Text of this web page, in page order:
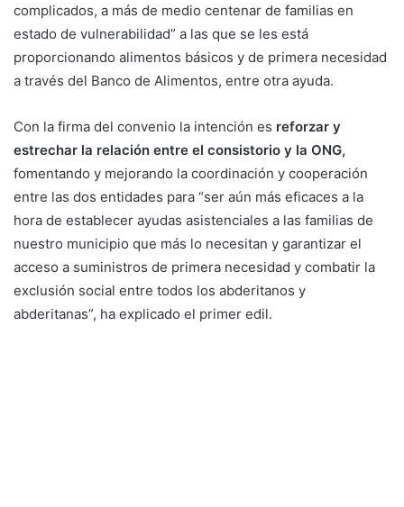
complicados, a más de medio centenar de familias en
estado de vulnerabilidad” a las que se les está
proporcionando alimentos básicos y de primera necesidad
a través del Banco de Alimentos, entre otra ayuda.
Con la firma del convenio la intención es reforzar y
estrechar la relación entre el consistorio y la ONG,
fomentando y mejorando la coordinación y cooperación
entre las dos entidades para “ser aún más eficaces a la
hora de establecer ayudas asistenciales a las familias de
nuestro municipio que más lo necesitan y garantizar el
acceso a suministros de primera necesidad y combatir la
exclusión social entre todos los abderitanos y
abderitanas”, ha explicado el primer edil.